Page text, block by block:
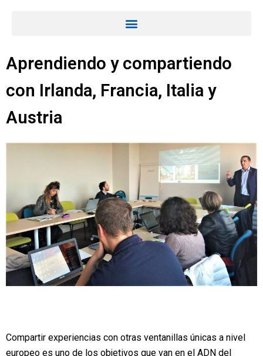
Aprendiendo y compartiendo
con Irlanda, Francia, Italia y
Austria
Compartir experiencias con otras ventanillas únicas a nivel
europeo es uno de los objetivos que van en el ADN del